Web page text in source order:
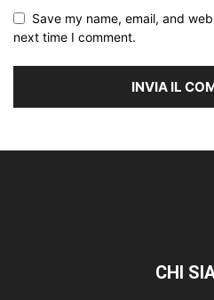
Save my name, email, and
next time I comment.
CHI